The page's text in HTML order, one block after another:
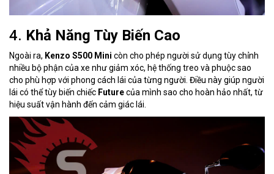
4. Khả Năng Tùy Biến Cao
Ngoài ra, Kenzo S500 Mini còn cho phép người sử dụng tùy chỉnh
nhiều bộ phận của xe như giảm xóc, hệ thống treo và phuộc sao
cho phù hợp với phong cách lái của từng người. Điều này giúp người
lái có thể tùy biến chiếc Futurecủa mình sao cho hoàn hảo nhất, từ
hiệu suất vận hành đến cảm giác lái.